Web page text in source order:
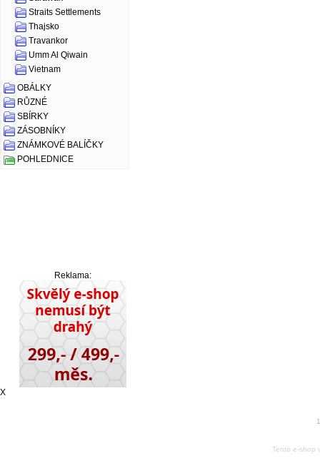
Straits Settlements
Thajsko
Travankor
Umm Al Qiwain
Vietnam
OBÁLKY
RŮZNÉ
SBÍRKY
ZÁSOBNÍKY
ZNÁMKOVÉ BALÍČKY
POHLEDNICE
Reklama:
X
Tento e-shop